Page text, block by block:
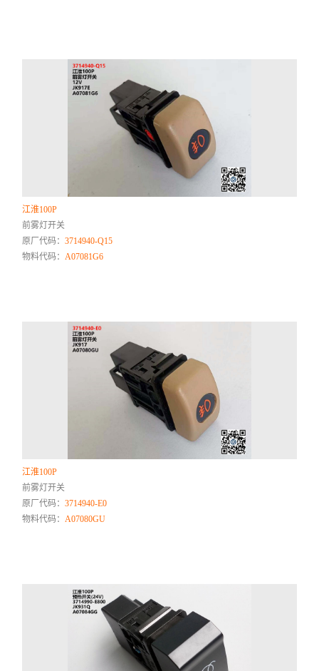
江淮100P
前雾灯开关
原厂代码：3714940-Q15
物料代码： A07081G6
江淮100P
前雾灯开关
原厂代码：3714940-E0
物料代码： A07080GU